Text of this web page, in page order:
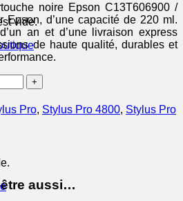
vide.
noire Epson C13T606900 /
Epson, d’une capacité de 220 ml.
an et d’une livraison express
de haute qualité, durables et
Pro, Stylus Pro 4800, Stylus Pro
être aussi…